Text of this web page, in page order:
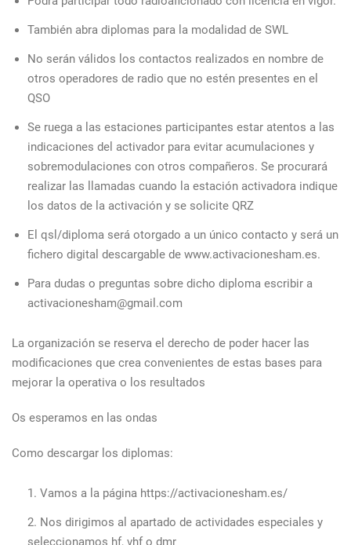
También abra diplomas para la modalidad de SWL
No serán válidos los contactos realizados en nombre de
otros operadores de radio que no estén presentes en el
QSO
Se ruega a las estaciones participantes estar atentos a las
indicaciones del activador para evitar acumulaciones y
sobremodulaciones con otros compañeros. Se procurará
realizar las llamadas cuando la estación activadora indique
los datos de la activación y se solicite QRZ
El qsl/diploma será otorgado a un único contacto y será un
fichero digital descargable de www.activacionesham.es.
Para dudas o preguntas sobre dicho diploma escribir a
activacionesham@gmail.com
La organización se reserva el derecho de poder hacer las
modificaciones que crea convenientes de estas bases para
mejorar la operativa o los resultados
Os esperamos en las ondas
Como descargar los diplomas:
Vamos a la página https://activacionesham.es/
Nos dirigimos al apartado de actividades especiales y
seleccionamos hf, vhf o dmr